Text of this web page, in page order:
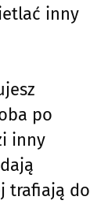
inny
po
inny
trafiają do